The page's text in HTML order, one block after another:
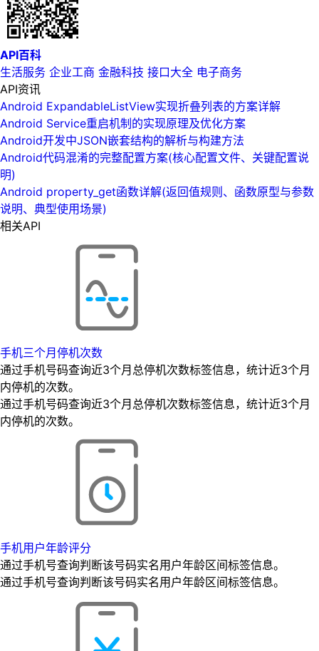
API百科
生活服务 企业工商 金融科技 接口大全 电子商务
API资讯
Android ExpandableListView实现折叠列表的方案详解
Android Service重启机制的实现原理及优化方案
Android开发中JSON嵌套结构的解析与构建方法
Android代码混淆的完整配置方案(核心配置文件、关键配置说
明)
Android property_get函数详解(返回值规则、函数原型与参数
说明、典型使用场景)
相关API
手机三个月停机次数
通过手机号码查询近3个月总停机次数标签信息，统计近3个月
内停机的次数。
通过手机号码查询近3个月总停机次数标签信息，统计近3个月
内停机的次数。
手机用户年龄评分
通过手机号查询判断该号码实名用户年龄区间标签信息。
通过手机号查询判断该号码实名用户年龄区间标签信息。